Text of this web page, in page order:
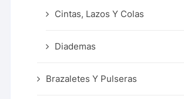
Cintas, Lazos Y Colas
Diademas
Brazaletes Y Pulseras